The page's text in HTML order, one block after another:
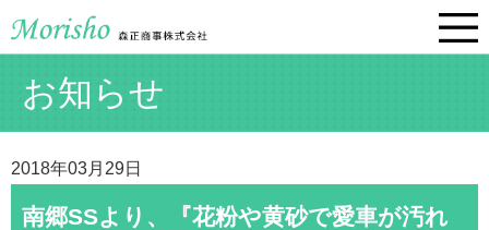
お知らせ
2018年03月29日
南郷SSより、『花粉や黄砂で愛車が汚れ